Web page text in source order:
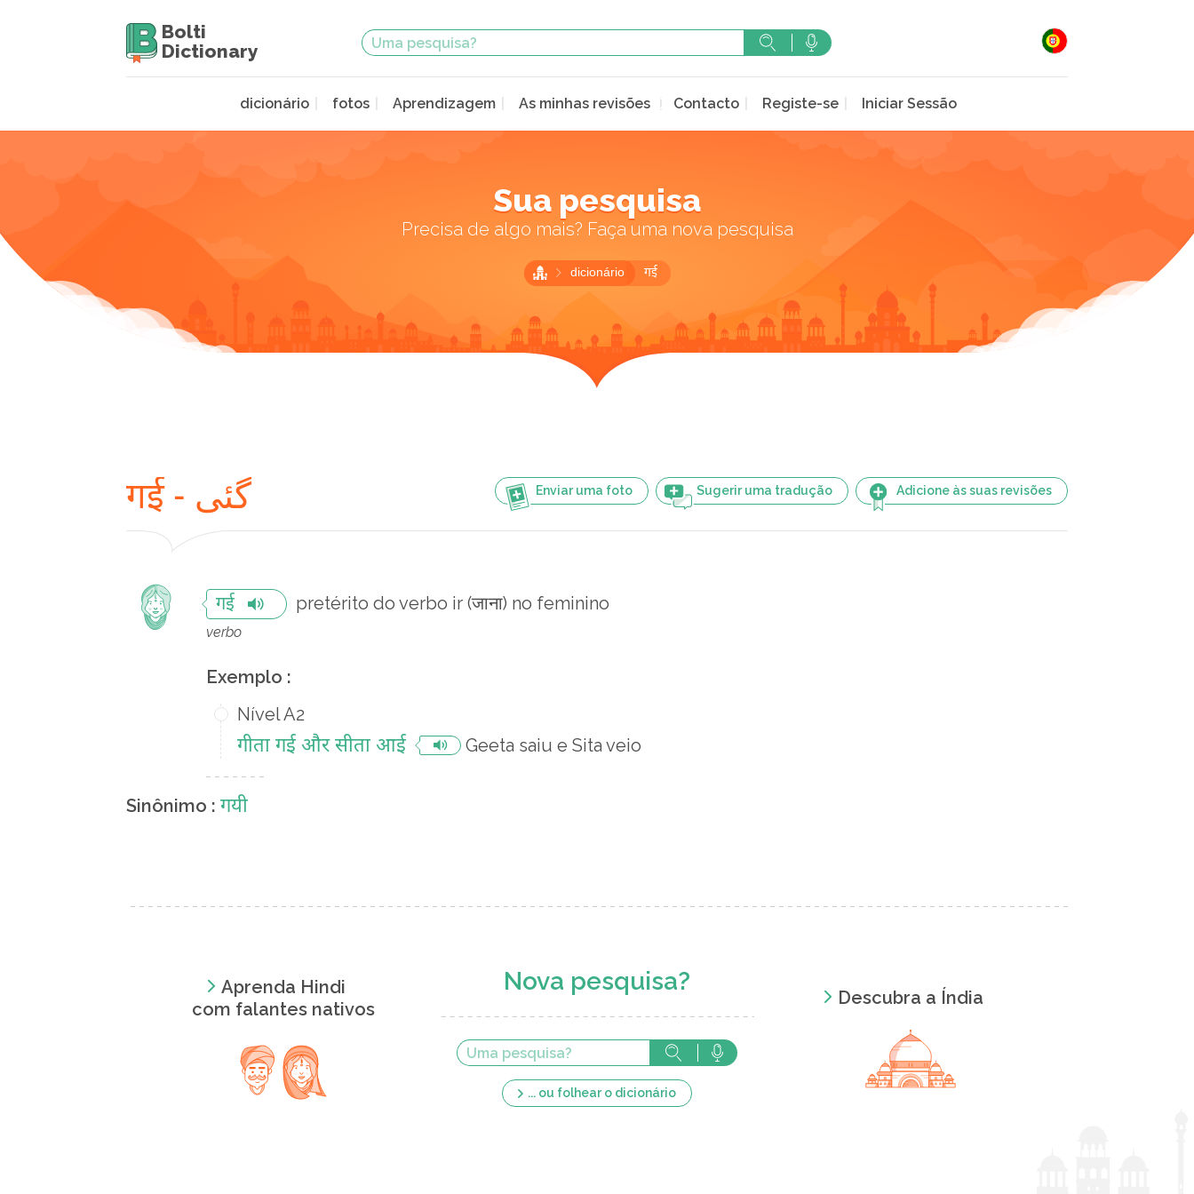
Bolti
Dictionary
dicionário fotos Aprendizagem As minhas revisões Contacto Registe-se Iniciar Sessão
Sua pesquisa
Precisa de algo mais? Faça uma nova pesquisa
dicionário गई
Enviar uma foto Sugerir uma tradução Adicione às suas revisões गई - گئی
गई pretérito do verbo ir (जाना) no feminino
verbo
Exemplo :
Nível A2
गीता गई और सीता आई Geeta saiu e Sita veio
Sinônimo : गयी
Aprenda Hindi
com falantes nativos
Nova pesquisa?
... ou folhear o dicionário
Descubra a Índia